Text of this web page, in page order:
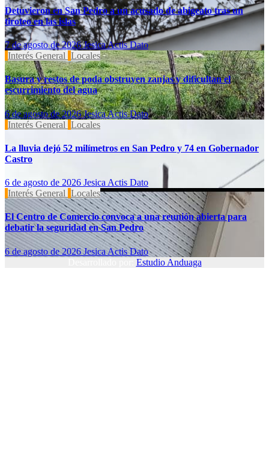
Detuvieron en San Pedro a un acusado de abigeato tras un
tiroteo en las islas
7 de agosto de 2026Jesica Actis Dato
Interés General Locales
Basura y restos de poda obstruyen zanjas y dificultan el
escurrimiento del agua
6 de agosto de 2026Jesica Actis Dato
Interés General Locales
La lluvia dejó 52 milímetros en San Pedro y 74 en Gobernador
Castro
6 de agosto de 2026 Jesica Actis Dato
Interés General Locales
El Centro de Comercio convoca a una reunión abierta para
debatir la seguridad en San Pedro
6 de agosto de 2026Jesica Actis Dato
Estudio Anduaga